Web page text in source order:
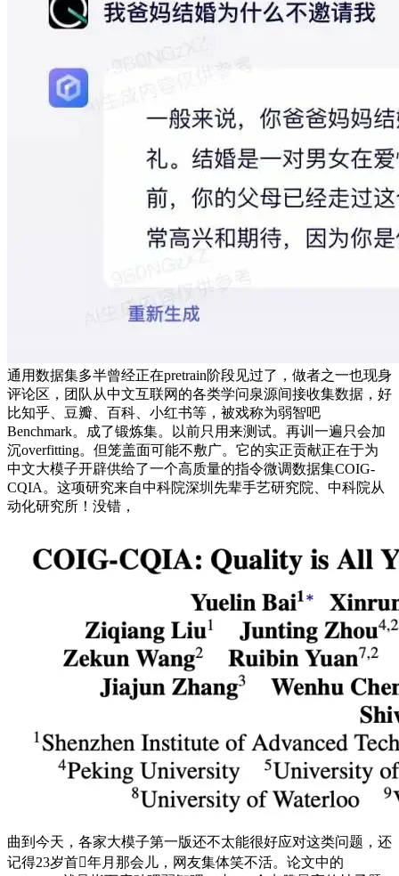
通用数据集多半曾经正在pretrain阶段见过了，做者之一也现身
评论区，团队从中文互联网的各类学问泉源间接收集数据，好
比知乎、豆瓣、百科、小红书等，被戏称为弱智吧
Benchmark。成了锻炼集。以前只用来测试。再训一遍只会加
沉overfitting。但笼盖面可能不敷广。它的实正贡献正在于为
中文大模子开辟供给了一个高质量的指令微调数据集COIG-
CQIA。这项研究来自中科院深圳先辈手艺研究院、中科院从
动化研究所！没错，
曲到今天，各家大模子第一版还不太能很好应对这类问题，还
记得23岁首年月那会儿，网友集体笑不活。论文中的